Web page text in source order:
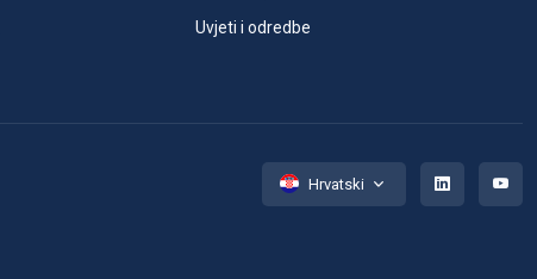
Uvjeti i odredbe
Hrvatski